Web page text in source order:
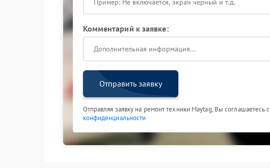
Комментарий к заявке:
Отправить заявку
Отправляя заявку на ремонт техники Maytag, Вы соглашаетесь с
конфиденциальности